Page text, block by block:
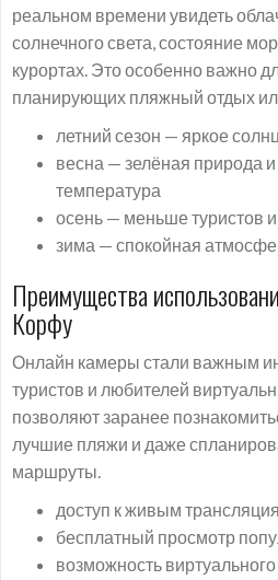
реальном времени увидеть
солнечного света, состояние
курортах. Это особенно важно
планирующих пляжный отдых
летний сезон — яркое
весна — зелёная природа
температура
осень — меньше туристов
зима — спокойная
Преимущества
Корфу
Онлайн камеры стали важным
туристов и любителей
позволяют заранее
лучшие пляжи и даже
маршруты.
доступ к живым
бесплатный просмотр
возможность